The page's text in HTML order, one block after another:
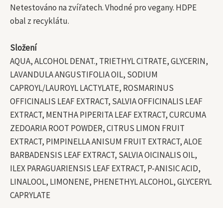
Netestováno na zvířatech. Vhodné pro vegany. HDPE
obal z recyklátu.
Složení
AQUA, ALCOHOL DENAT., TRIETHYL CITRATE, GLYCERIN,
LAVANDULA ANGUSTIFOLIA OIL, SODIUM
CAPROYL/LAUROYL LACTYLATE, ROSMARINUS
OFFICINALIS LEAF EXTRACT, SALVIA OFFICINALIS LEAF
EXTRACT, MENTHA PIPERITA LEAF EXTRACT, CURCUMA
ZEDOARIA ROOT POWDER, CITRUS LIMON FRUIT
EXTRACT, PIMPINELLA ANISUM FRUIT EXTRACT, ALOE
BARBADENSIS LEAF EXTRACT, SALVIA OICINALIS OIL,
ILEX PARAGUARIENSIS LEAF EXTRACT, P-ANISIC ACID,
LINALOOL, LIMONENE, PHENETHYL ALCOHOL, GLYCERYL
CAPRYLATE